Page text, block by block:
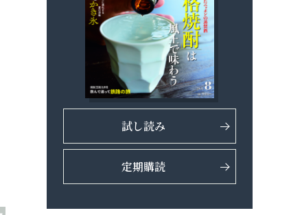
試し読み
定期購読